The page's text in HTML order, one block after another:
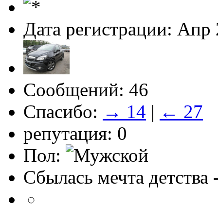
Дата регистрации: Апр
Сообщений: 46
Спасибо: → 14 | ← 27
репутация: 0
Пол:
Сбылась мечта